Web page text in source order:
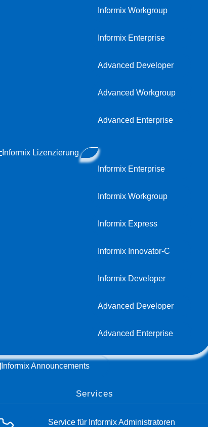
Informix Workgroup
Informix Enterprise
Advanced Developer
Advanced Workgroup
Advanced Enterprise
Informix Lizenzierung
Informix Enterprise
Informix Workgroup
Informix Express
Informix Innovator-C
Informix Developer
Advanced Developer
Advanced Enterprise
Informix Announcements
Services
Service für Informix Administratoren